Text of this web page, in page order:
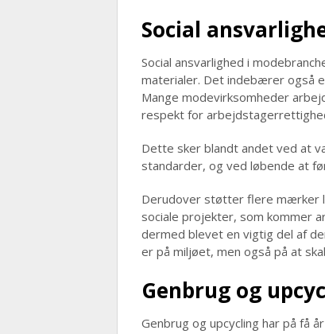
Social
Social ansvarlighed i
materialer. Det indebærer også
Mange modevirksomheder
respekt for
Dette sker blandt andet ved at
standarder, og ved løbende at
Derudover støtter flere mærker
sociale projekter, som kommer
dermed blevet en vigtig del af
er på miljøet, men også på at
Genbrug og
Genbrug og upcycling har på få